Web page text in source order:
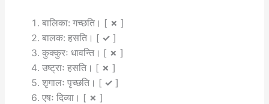
बालिका: गच्छति। [ ✗ ]
बालक: हसति। [ ✓ ]
कुक्कुरः धावन्ति। [ ✗ ]
उष्ट्राः हसति। [ ✗ ]
शृगालः पृच्छति। [ ✓ ]
एषः दिव्या। [ ✗ ]